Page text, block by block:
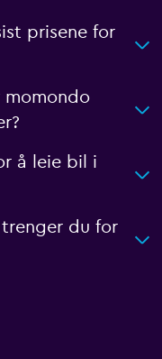
prisene for
momondo
å leie bil i
trenger du for